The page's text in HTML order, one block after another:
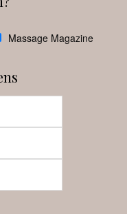
Massage Magazine